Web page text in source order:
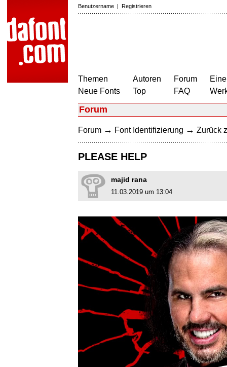
Benutzername | Registrieren
Themen
Neue Fonts
Autoren
Top
Forum
FAQ
Forum
Forum → Font Identifizierung → Zurück
PLEASE HELP
majid rana
11.03.2019 um 13:04